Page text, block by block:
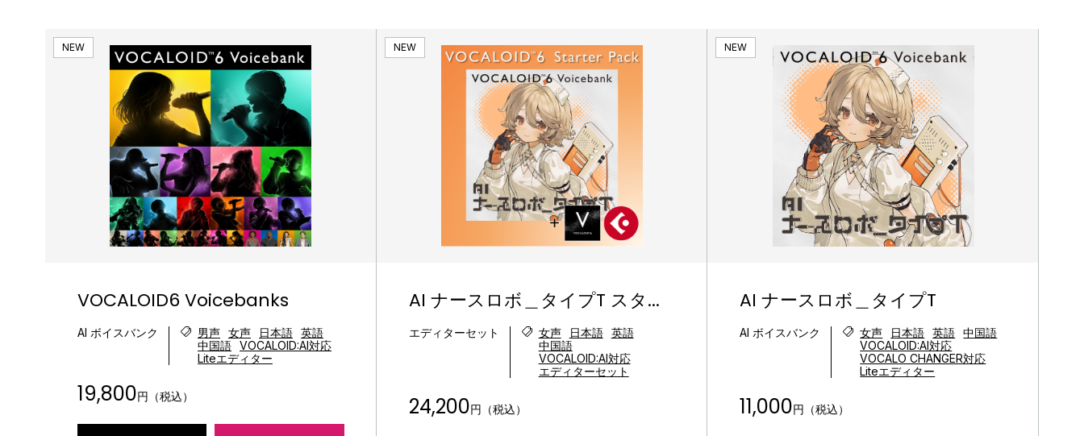
NEW
VOCALOID6 Voicebanks
AI ボイスバンク 男声 女声 日本語 英語
中国語 VOCALOID:AI対応
Liteエディター
19,800円（税込）
NEW
AI ナースロボ＿タイプT スタ...
エディターセット 女声 日本語
英語
中国語
VOCALOID:AI対応
エディターセット
24,200円（税込）
NEW
AI ナースロボ＿タイプT
AI ボイスバンク 女声 日本語 英語
中国語
VOCALOID:AI対応
VOCALO CHANGER対応
Liteエディター
11,000円（税込）